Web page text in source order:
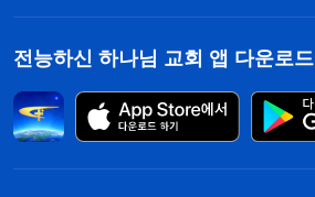
전능하신 하나님 교회 앱 다운로드